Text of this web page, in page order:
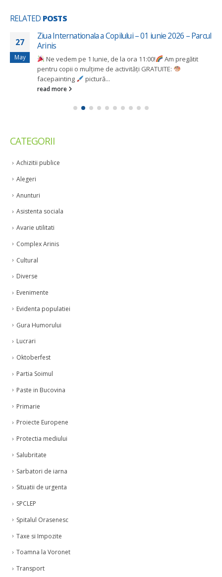
RELATED POSTS
27
May
Ziua Internationala a Copilului – 01 iunie 2026 – Parcul
Arinis
Ne vedem pe 1 Iunie, de la ora 11:00!
Am pregătit
pentru copii o mulțime de activități GRATUITE:
facepainting
pictură...
read more
CATEGORII
Achizitii publice
Alegeri
Anunturi
Asistenta sociala
Avarie utilitati
Complex Arinis
Cultural
Diverse
Evenimente
Evidenta populatiei
Gura Humorului
Lucrari
Oktoberfest
Partia Soimul
Paste in Bucovina
Primarie
Proiecte Europene
Protectia mediului
Salubritate
Sarbatori de iarna
Situatii de urgenta
SPCLEP
Spitalul Orasenesc
Taxe si Impozite
Toamna la Voronet
Transport